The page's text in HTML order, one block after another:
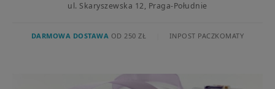
ul. Skaryszewska 12, Praga-Południe
DARMOWA DOSTAWA OD 250 ZŁ INPOST PACZKOMATY